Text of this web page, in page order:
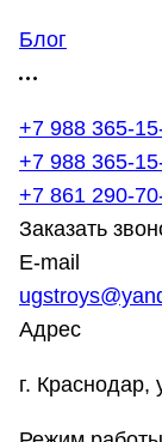
Блог
+7 988 365-
+7 988 365-
+7 861 290-
Заказать
E-mail
Адрес
г. Краснодар,